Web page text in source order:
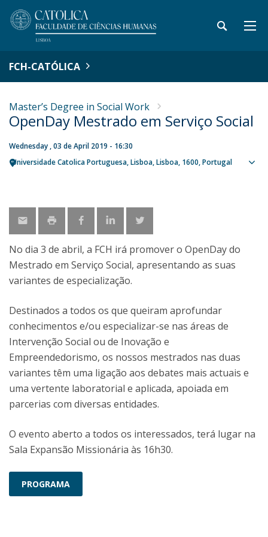
FCH-CATÓLICA
Master’s Degree in Social Work
OpenDay Mestrado em Serviço Social
Wednesday , 03 de April 2019 - 16:30
Universidade Catolica Portuguesa Lisboa Lisboa 1600 Portugal
No dia 3 de abril, a FCH irá promover o OpenDay do
Mestrado em Serviço Social, apresentando as suas
variantes de especialização.
Destinados a todos os que queiram aprofundar
conhecimentos e/ou especializar-se nas áreas de
Intervenção Social ou de Inovação e
Empreendedorismo, os nossos mestrados nas duas
variantes têm uma ligação aos debates mais actuais e
uma vertente laboratorial e aplicada, apoiada em
parcerias com diversas entidades.
O evento aberto a todos os interessados, terá lugar na
Sala Expansão Missionária às 16h30.
PROGRAMA